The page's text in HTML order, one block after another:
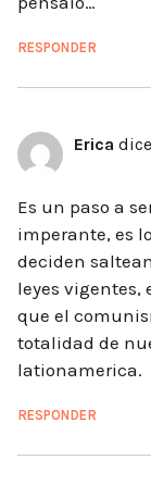
RESPONDER
Erica
Es un paso a
imperante, es
deciden
leyes vigentes,
que el
totalidad de
lationamerica.
RESPONDER